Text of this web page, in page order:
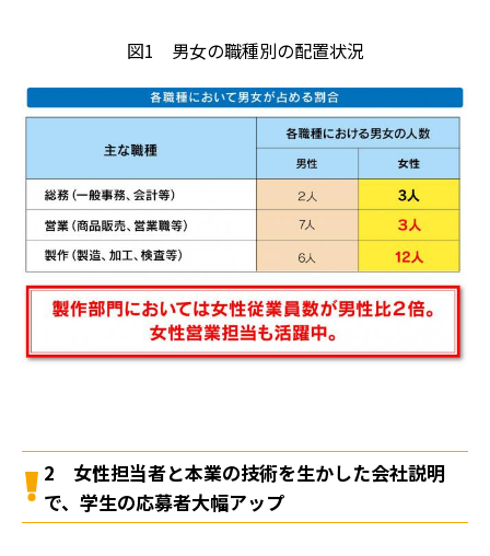
図1 男女の職種別の配置状況
2 女性担当者と本業の技術を生かした会社説明
で、学生の応募者大幅アップ